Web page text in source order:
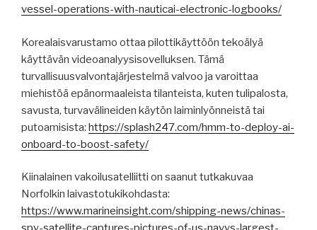
vessel-operations-with-nauticai-electronic-logbooks/
Korealaisvarustamo ottaa pilottikäyttöön tekoälyä
käyttävän videoanalyysisovelluksen. Tämä
turvallisuusvalvontajärjestelmä valvoo ja varoittaa
miehistöä epänormaaleista tilanteista, kuten tulipalosta,
savusta, turvavälineiden käytön laiminlyönneistä tai
putoamisista: https://splash247.com/hmm-to-deploy-ai-
onboard-to-boost-safety/
Kiinalainen vakoilusatelliitti on saanut tutkakuvaa
Norfolkin laivastotukikohdasta:
https://www.marineinsight.com/shipping-news/chinas-